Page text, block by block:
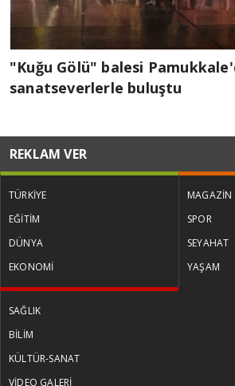
"Kuğu Gölü" balesi
sanatseverlerle buluştu
REKLAM VER
TÜRKİYE
EĞİTİM
DÜNYA
EKONOMİ
MAGAZİN
SPOR
SEYAHAT
YAŞAM
SAĞLIK
BİLİM
KÜLTÜR-SANAT
VİDEO GALERİ